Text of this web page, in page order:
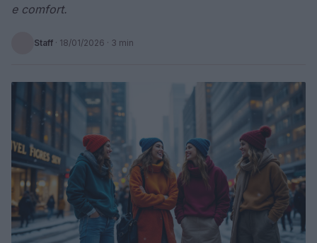
e comfort.
Staff · 18/01/2026 · 3 min